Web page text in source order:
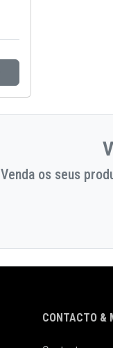
Venda os seus
CONTACTO &